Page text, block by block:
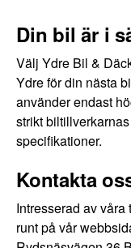
Din bil är i
Välj Ydre Bil &
Ydre för din nästa
använder endast
strikt
specifikationer.
Kontakta
Intresserad av
runt på vår